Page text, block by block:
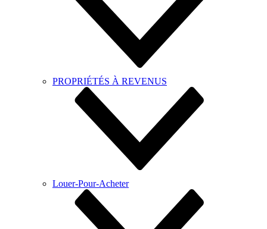
PROPRIÉTÉS À REVENUS
Louer-Pour-Acheter